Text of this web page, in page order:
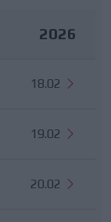
2026
18.02
19.02
20.02